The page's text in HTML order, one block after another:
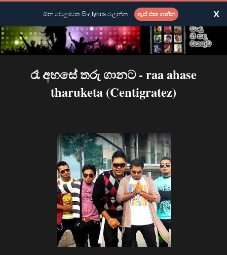
රෑ අහසේ තරු ගානට - raa ahase
tharuketa (Centigratez)
ඕන වෙලාවක සිංදු lyrics බලන්න ඇප් එක ගන්න X